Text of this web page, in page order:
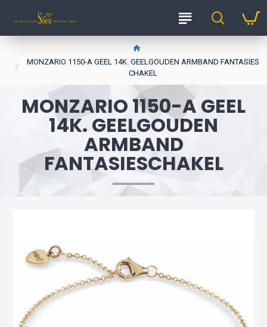
MONZARIO 1150-A GEEL 14K. GEELGOUDEN ARMBAND FANTASIES
CHAKEL
MONZARIO 1150-A GEEL
14K. GEELGOUDEN
ARMBAND
FANTASIESCHAKEL